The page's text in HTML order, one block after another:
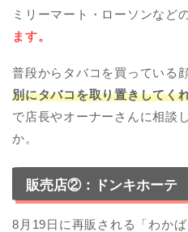
ミリーマート・ローソンなど
ます。
普段からタバコを買っている
別にタバコを取り置きしてく
で店長やオーナーさんに相談
か。
販売店②：ドンキホーテ
8月19日に再販される「わか